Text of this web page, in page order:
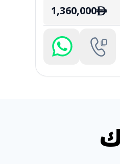
ê
1,360,000